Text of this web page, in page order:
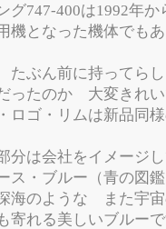
グ747-400は1992年か
機となった機体でも
ぶん前に持ってら
ったのか 大変きれ
ロゴ・リムは新品同
分は会社をイメージ
ス・ブルー（青の図
海のような また宇宙
寄れる美しいブルー